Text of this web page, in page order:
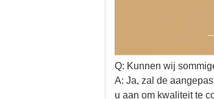
Q: Kunnen wij
A: Ja, zal de
u aan om kwaliteit te